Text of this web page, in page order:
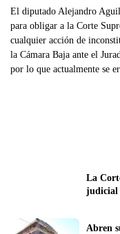
El diputado Alejandro
para obligar a la Corte
cualquier acción de
la Cámara Baja ante el
por lo que actualmente se
La
judicial
Abren